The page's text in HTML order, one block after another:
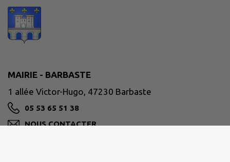
MAIRIE - BARBASTE
1 allée Victor-Hugo, 47230 Barbaste
05 53 65 51 38
NOUS CONTACTER